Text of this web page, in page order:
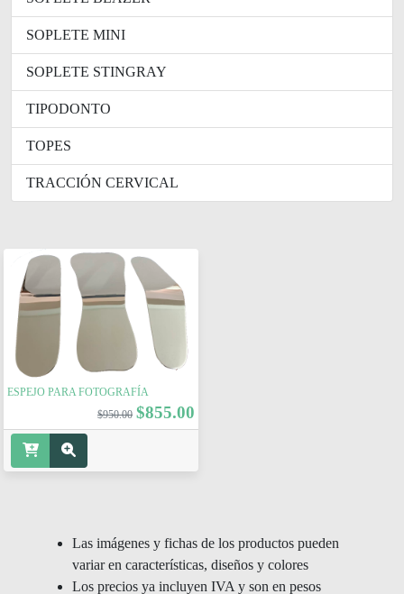
SOPLETE MINI
SOPLETE STINGRAY
TIPODONTO
TOPES
TRACCIÓN CERVICAL
ESPEJO PARA FOTOGRAFÍA
$950.00 $855.00
Las imágenes y fichas de los productos pueden
variar en características, diseños y colores
Los precios ya incluyen IVA y son en pesos